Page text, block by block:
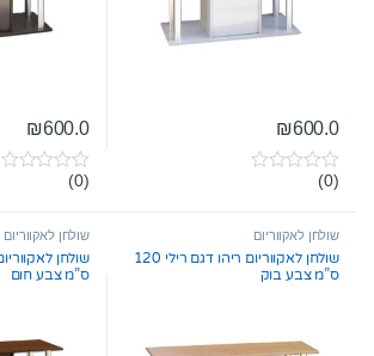
₪600.0
0
t
f
5
(0)
₪600.0
0
t
f
5
(0)
שולחן לאקווריום
שולחן לאקווריום ריהו דגם רילי 120
ס”מ צבע בוק
שולחן לאקווריום
ס”מ צבע חום